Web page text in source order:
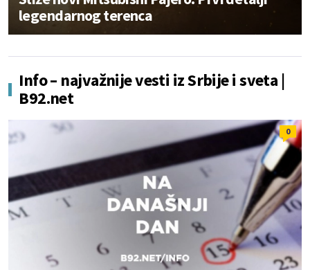
legendarnog terenca
Info – najvažnije vesti iz Srbije i sveta |
B92.net
0